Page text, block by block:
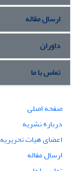
ارسال مقاله
داوران
تماس با ما
صفحه اصلی
درباره نشریه
اعضای هیات تحریریه
ارسال مقاله